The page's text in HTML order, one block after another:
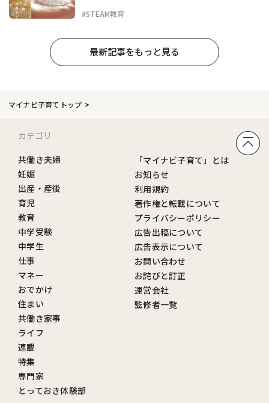
#STEAM教育
最新記事をもっと見る
マイナビ子育てトップ
カテゴリ
共働き夫婦
妊娠
出産・産後
育児
教育
中学受験
中学生
仕事
マネー
おでかけ
住まい
共働き家事
ライフ
連載
特集
専門家
とっておき体験部
「マイナビ子育て」とは
お知らせ
利用規約
著作権と転載について
プライバシーポリシー
広告出稿について
広告表示について
お問い合わせ
お詫びと訂正
運営会社
監修者一覧